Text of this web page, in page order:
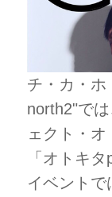
チ・カ・ホ
north2"で
ェクト・
「オトキ
イベント